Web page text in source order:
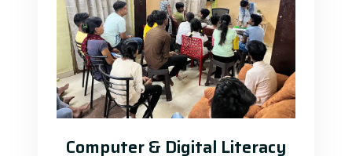
Computer & Digital Literacy